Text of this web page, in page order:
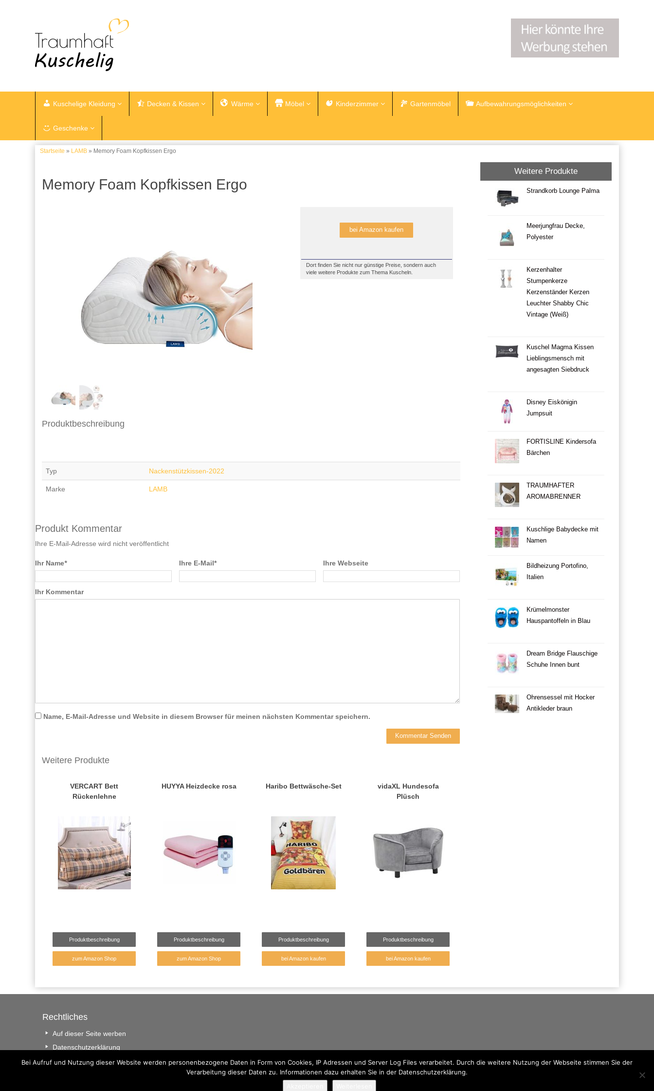
Kuschelige Kleidung Decken & Kissen Wärme Möbel Kinderzimmer Gartenmöbel Aufbewahrungsmöglichkeiten
Geschenke
Startseite » LAMB » Memory Foam Kopfkissen Ergo
Memory Foam Kopfkissen Ergo
bei Amazon kaufen
Dort finden Sie nicht nur günstige Preise, sondern auch
viele weitere Produkte zum Thema Kuscheln.
Produktbeschreibung
Typ Nackenstützkissen-2022
Marke LAMB
Produkt Kommentar
Ihre E-Mail-Adresse wird nicht veröffentlicht
Ihr Name* Ihre E-Mail* Ihre Webseite
Ihr Kommentar
Name, E-Mail-Adresse und Website in diesem Browser für meinen nächsten Kommentar speichern.
Weitere Produkte
VERCART Bett
Rückenlehne
Produktbeschreibung
zum Amazon Shop
HUYYA Heizdecke rosa
Produktbeschreibung
zum Amazon Shop
Haribo Bettwäsche-Set
Produktbeschreibung
bei Amazon kaufen
vidaXL Hundesofa
Plüsch
Produktbeschreibung
bei Amazon kaufen
Weitere Produkte
Strandkorb Lounge Palma
Meerjungfrau Decke,
Polyester
Kerzenhalter
Stumpenkerze
Kerzenständer Kerzen
Leuchter Shabby Chic
Vintage (Weiß)
Kuschel Magma Kissen
Lieblingsmensch mit
angesagten Siebdruck
Disney Eiskönigin
Jumpsuit
FORTISLINE Kindersofa
Bärchen
TRAUMHAFTER
AROMABRENNER
Kuschlige Babydecke mit
Namen
Bildheizung Portofino,
Italien
Krümelmonster
Hauspantoffeln in Blau
Dream Bridge Flauschige
Schuhe Innen bunt
Ohrensessel mit Hocker
Antikleder braun
Rechtliches
Auf dieser Seite werben
Datenschutzerklärung
Impressum
Bei Aufruf und Nutzung dieser Website werden personenbezogene Daten in Form von Cookies, IP Adressen und Server Log Files verarbeitet. Durch die weitere Nutzung der Webseite stimmen Sie der
Verarbeitung dieser Daten zu. Informationen dazu erhalten Sie in der Datenschutzerklärung.